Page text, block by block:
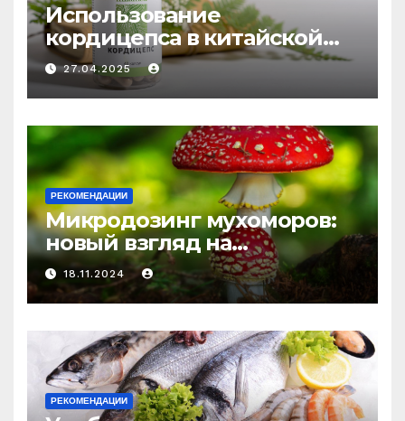
Использование
кордицепса в китайской
медицине: природное
средство против усталости
и истощения
27.04.2025
РЕКОМЕНДАЦИИ
Микродозинг мухоморов:
новый взгляд на
психоделику
18.11.2024
РЕКОМЕНДАЦИИ